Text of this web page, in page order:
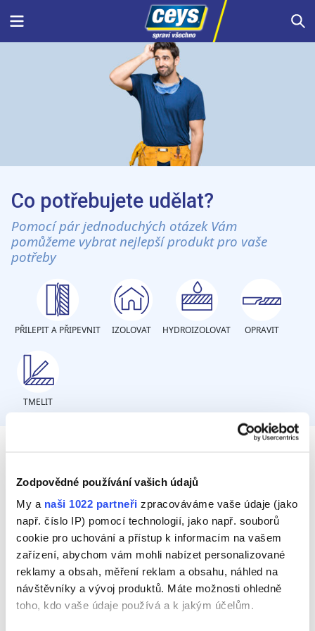
Zodpovědné používání vašich údajů
My a naši 1022 partneři zpracováváme vaše údaje (jako
např. číslo IP) pomocí technologií, jako např. souborů
cookie pro uchování a přístup k informacím na vašem
zařízení, abychom vám mohli nabízet personalizované
reklamy a obsah, měření reklam a obsahu, náhled na
návštěvníky a vývoj produktů. Máte možnosti ohledně
toho, kdo vaše údaje používá a k jakým účelům.
Menu
Co potřebujete udělat?
Pomocí pár jednoduchých otázek Vám
pomůžeme vybrat nejlepší produkt pro vaše
potřeby
PŘILEPIT A PŘIPEVNIT IZOLOVAT HYDROIZOLOVAT OPRAVIT
TMELIT
urgentní opravu průsaku?
Hydroizolovat
Urgentní opravu